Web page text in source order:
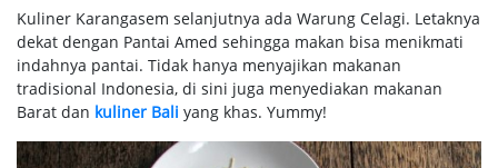
Kuliner Karangasem selanjutnya ada Warung Celagi. Letaknya
dekat dengan Pantai Amed sehingga makan bisa menikmati
indahnya pantai. Tidak hanya menyajikan makanan
tradisional Indonesia, di sini juga menyediakan makanan
Barat dan kuliner Bali yang khas. Yummy!